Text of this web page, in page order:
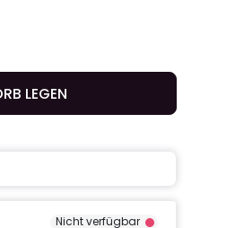
LEGEN
Nicht verfügbar